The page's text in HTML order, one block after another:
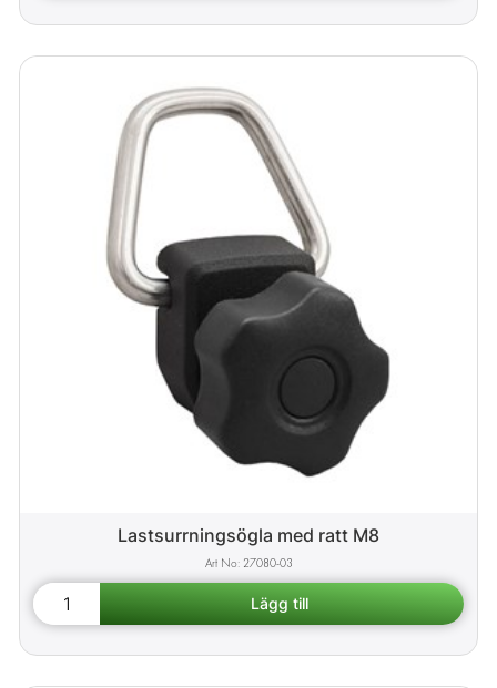
Lastsurrningsögla med ratt M8
27080-03